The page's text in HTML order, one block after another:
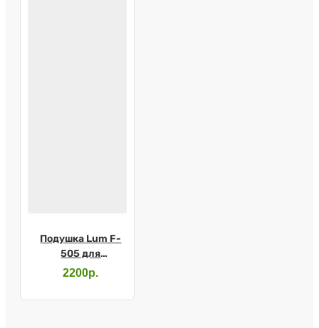
Подушка Lum F-
505 для
новорожденных
2200р.